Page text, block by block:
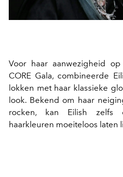
Voor haar aanwezigheid
CORE Gala, combineerde
lokken met haar klassieke
look. Bekend om haar
rocken, kan Eilish zelfs
haarkleuren moeiteloos laten